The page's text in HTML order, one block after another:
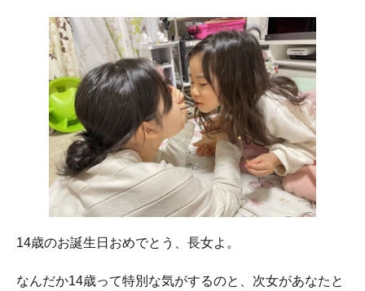
14歳のお誕生日おめでとう、長女よ。
なんだか14歳って特別な気がするのと、次女があなたと